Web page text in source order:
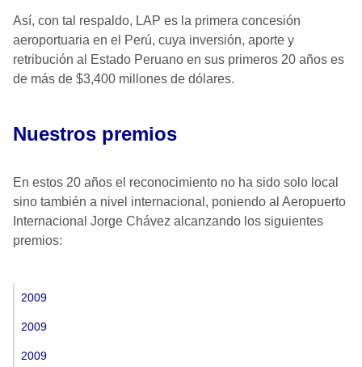
Así, con tal respaldo, LAP es la primera concesión
aeroportuaria en el Perú, cuya inversión, aporte y
retribución al Estado Peruano en sus primeros 20 años es
de más de $3,400 millones de dólares.
Nuestros premios
En estos 20 años el reconocimiento no ha sido solo local
sino también a nivel internacional, poniendo al Aeropuerto
Internacional Jorge Chávez alcanzando los siguientes
premios:
2009
2009
2009